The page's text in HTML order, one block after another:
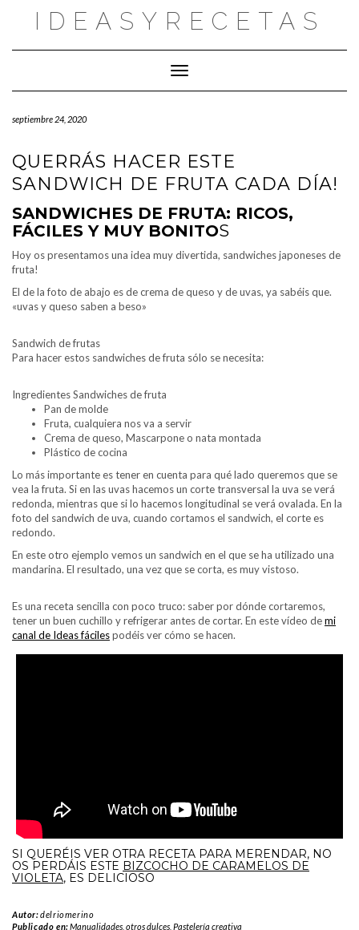
IDEASYRECETAS
Cambiar modo de navegación
septiembre 24, 2020
QUERRÁS HACER ESTE
SANDWICH DE FRUTA CADA DÍA!
SANDWICHES DE FRUTA: RICOS,
FÁCILES Y MUY BONITOS
Hoy os presentamos una idea muy divertida, sandwiches japoneses de
fruta!
El de la foto de abajo es de crema de queso y de uvas, ya sabéis que.
«uvas y queso saben a beso»
Sandwich de frutas
Para hacer estos sandwiches de fruta sólo se necesita:
Ingredientes Sandwiches de fruta
Pan de molde
Fruta, cualquiera nos va a servir
Crema de queso, Mascarpone o nata montada
Plástico de cocina
Lo más importante es tener en cuenta para qué lado queremos que se
vea la fruta. Si en las uvas hacemos un corte transversal la uva se verá
redonda, mientras que si lo hacemos longitudinal se verá ovalada. En la
foto del sandwich de uva, cuando cortamos el sandwich, el corte es
redondo.
En este otro ejemplo vemos un sandwich en el que se ha utilizado una
mandarina. El resultado, una vez que se corta, es muy vistoso.
Es una receta sencilla con poco truco: saber por dónde cortaremos,
tener un buen cuchillo y refrigerar antes de cortar. En este vídeo demi
canal de Ideas fácilespodéis ver cómo se hacen.
SI QUERÉIS VER OTRA RECETA PARA MERENDAR, NO
OS PERDÁIS ESTE BIZCOCHO DE CARAMELOS DE
VIOLETA, ES DELICIOSO
Autor:delriomerino
Publicado en:Manualidades ,otros dulces Pastelería creativa